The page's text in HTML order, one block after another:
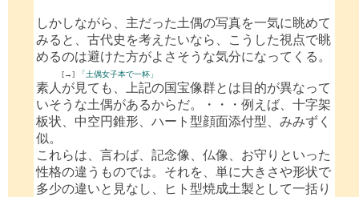
しかしながら、主だった土偶の写真を一気に眺めて
みると、古代史を考えたいなら、こうした視点で眺
めるのは避けた方がよさそうな気分になってくる。
[→] 「土偶女子本で一杯」
素人が見ても、上記の国宝像群とは目的が異なって
いそうな土偶があるからだ。・・・例えば、十字架
板状、中空円錐形、ハート型顔面添付型、みみずく
似。
これらは、言わば、記念像、仏像、お守りといった
性格の違うものでは。それを、単に大きさや形状で
多少の違いと見なし、ヒト型焼成土製として一括り